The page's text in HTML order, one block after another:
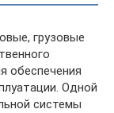
грузовые
обеспечения
Одной
системы